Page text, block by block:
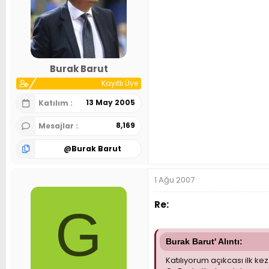
Burak Barut
Kayıtlı Üye
Katılım
13 May 2005
Mesajlar 8,169
@Burak Barut
G
1 Ağu 2007
Re:
Burak Barut' Alıntı:
Katılıyorum açıkcası ilk